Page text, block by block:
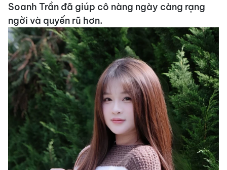
Soanh Trần đã giúp cô nàng ngày càng rạng
ngời và quyến rũ hơn.